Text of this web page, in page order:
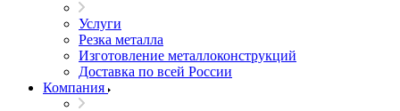
Услуги
Резка металла
Изготовление металлоконструкций
Доставка по всей России
Компания